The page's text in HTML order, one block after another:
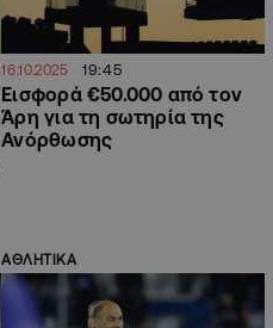
16.10.2025 19:45
Εισφορά €50.000 από τον
Άρη για τη σωτηρία της
Ανόρθωσης
ΑΘΛΗΤΙΚΑ